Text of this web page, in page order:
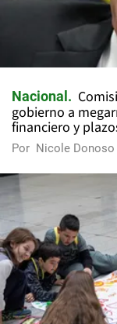
Nacional
gobierno a
financiero y
Por Nicole Donoso